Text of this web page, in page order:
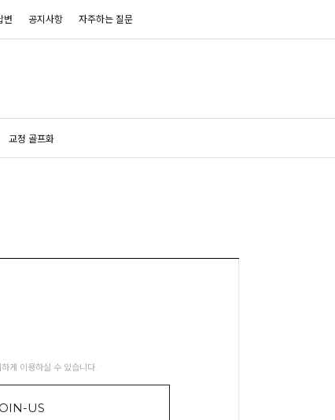
변 공지사항 자주하는 질문
교정 골프화
게 이용하실 수 있습니다.
US